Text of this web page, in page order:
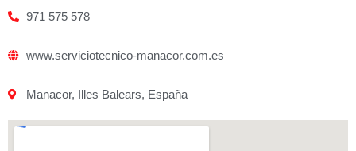
971 575 578
www.serviciotecnico-manacor.com.es
Manacor, Illes Balears, España